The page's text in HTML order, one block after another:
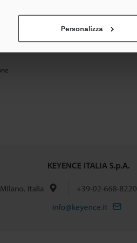
Personalizza
non saranno mai condivise.
KEYENCE ITALIA S.p.A.
Italia +39-02-668-8220
info@keyence.it